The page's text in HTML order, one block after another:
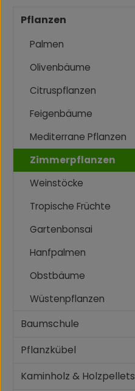
Pflanzen
Palmen
Olivenbäume
Citruspflanzen
Feigenbäume
Mediterrane Pflanzen
Zimmerpflanzen
Weinstöcke
Tropische Früchte
Gartenbonsai
Hanfpalmen
Obstbäume
Wüstenpflanzen
Baumschule
Pflanzkübel
Kaminholz & Holzpellets